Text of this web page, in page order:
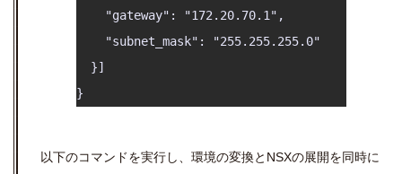
    "gateway": "172.20.70.1",
    "subnet_mask": "255.255.255.0"
  }]
以下のコマンドを実行し、環境の変換とNSXの展開を同時に